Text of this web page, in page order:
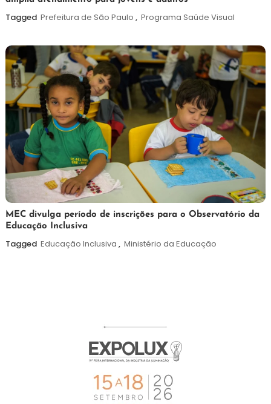
agosto
Tagged Prefeitura de São Paulo , Programa Saúde Visual
7
de
agosto
Maurilio
MEC divulga período de inscrições para o Observatório da
Educação Inclusiva
Tagged Educação Inclusiva , Ministério da Educação